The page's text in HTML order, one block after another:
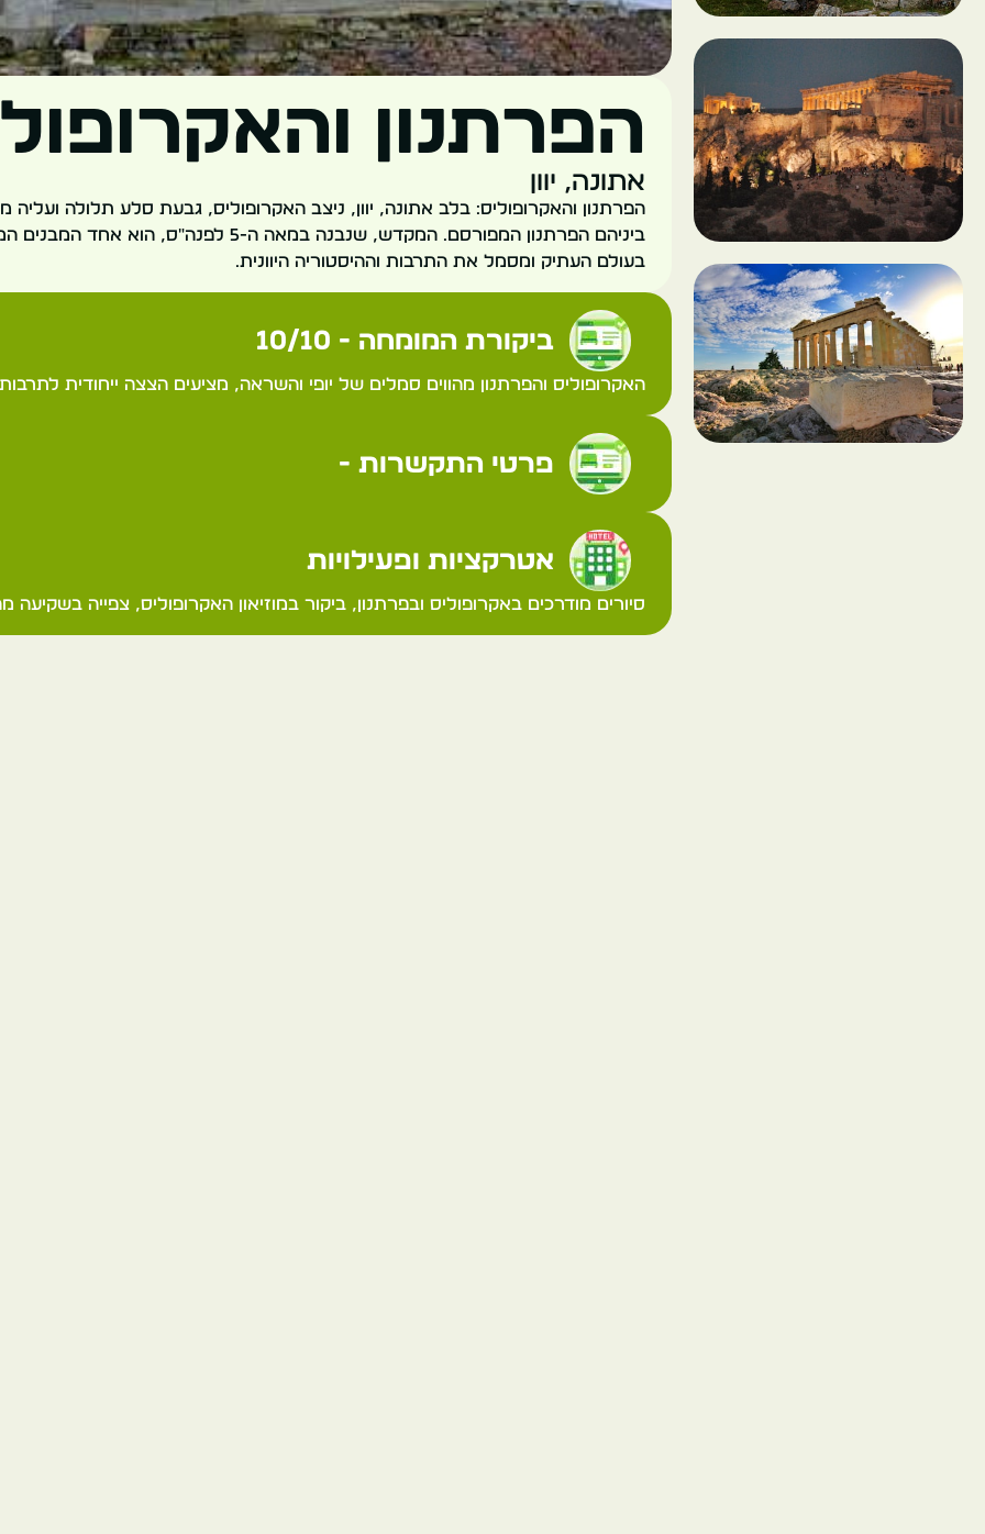
הפרתנון
אתונה, יוון
הפרתנון והאקרופוליס: בלב אתונה, יוון, ניצב האקרופוליס, גבעת סלע תלולה ועליה
ביניהם הפרתנון המפורסם. המקדש, שנבנה במאה ה-5 לפנה"ס,
בעולם העתיק ומסמל את התרבות וההיסטוריה היוונית.
ביקורת המומחה - 10/10
האקרופוליס והפרתנון מהווים סמלים של יופי והשראה, מציעים הצצה ייחודית לתרבות
פרטי התקשרות -
אטרקציות ופעילויות
סיורים מודרכים באקרופוליס ובפרתנון, ביקור במוזיאון האקרופוליס, צפייה בשקיעה